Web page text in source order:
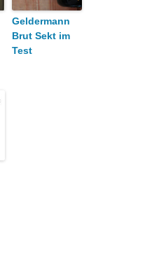
Geldermann
Brut Sekt im
Test